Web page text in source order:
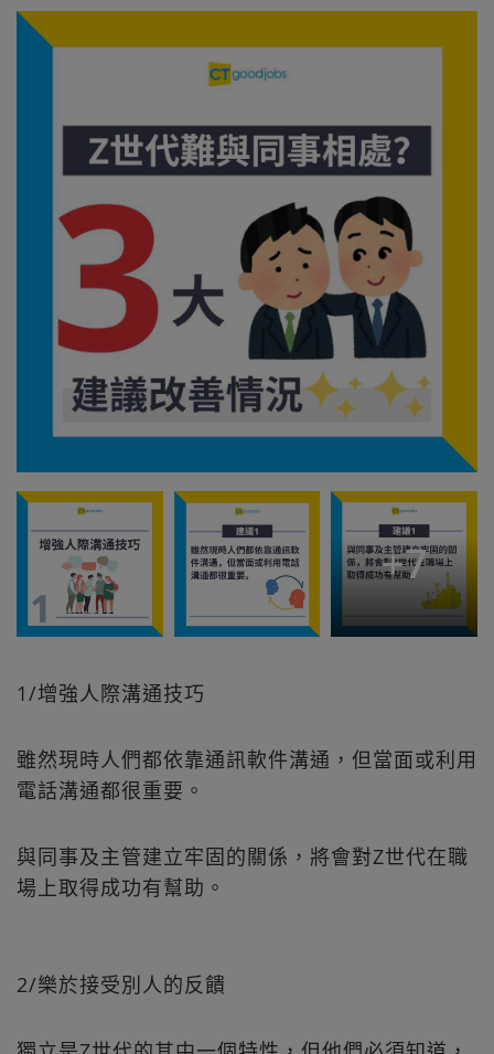
+7
1/增強人際溝通技巧
雖然現時人們都依靠通訊軟件溝通，但當面或利用
電話溝通都很重要。
與同事及主管建立牢固的關係，將會對Z世代在職
場上取得成功有幫助。
2/樂於接受別人的反饋